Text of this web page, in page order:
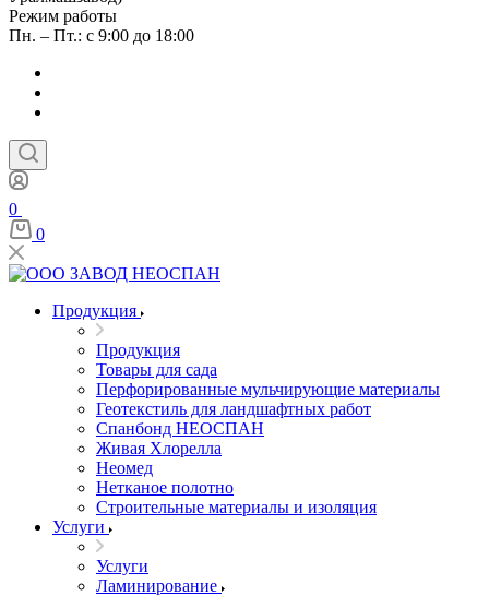
Режим работы
Пн. – Пт.: с 9:00 до 18:00
0
0
Продукция
Продукция
Товары для сада
Перфорированные мульчирующие материалы
Геотекстиль для ландшафтных работ
Спанбонд НЕОСПАН
Живая Хлорелла
Нeомед
Нетканое полотно
Строительные материалы и изоляция
Услуги
Услуги
Ламинирование